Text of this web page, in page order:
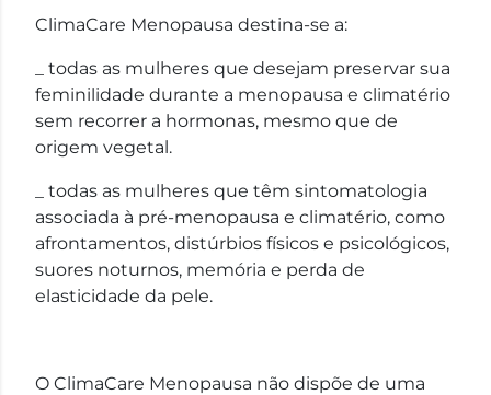
ClimaCare Menopausa destina-se a:
_ todas as mulheres que desejam preservar sua
feminilidade durante a menopausa e climatério
sem recorrer a hormonas, mesmo que de
origem vegetal.
_ todas as mulheres que têm sintomatologia
associada à pré-menopausa e climatério, como
afrontamentos, distúrbios físicos e psicológicos,
suores noturnos, memória e perda de
elasticidade da pele.
O ClimaCare Menopausa não dispõe de uma